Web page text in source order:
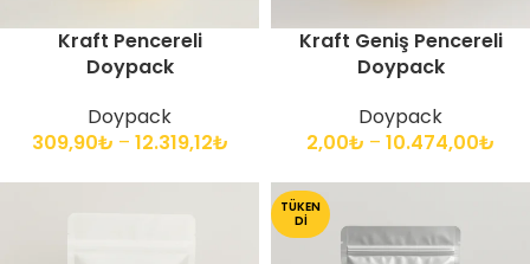
Kraft Pencereli
Doypack
Doypack
309,90₺ – 12.319,12₺
Kraft Geniş Pencereli
Doypack
Doypack
2,00₺ – 10.474,00₺
TÜKEN
DI